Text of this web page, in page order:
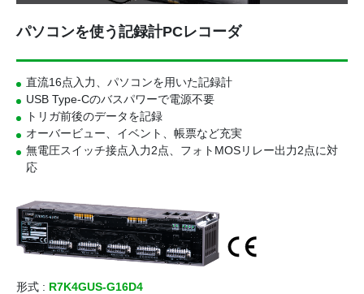
パソコンを使う記録計PCレコーダ
直流16点入力、パソコンを用いた記録計
USB Type-Cのバスパワーで電源不要
トリガ前後のデータを記録
オーバービュー、イベント、帳票など充実
無電圧スイッチ接点入力2点、 フォトMOSリレー出力2点に対
応
形式 : R7K4GUS-G16D4